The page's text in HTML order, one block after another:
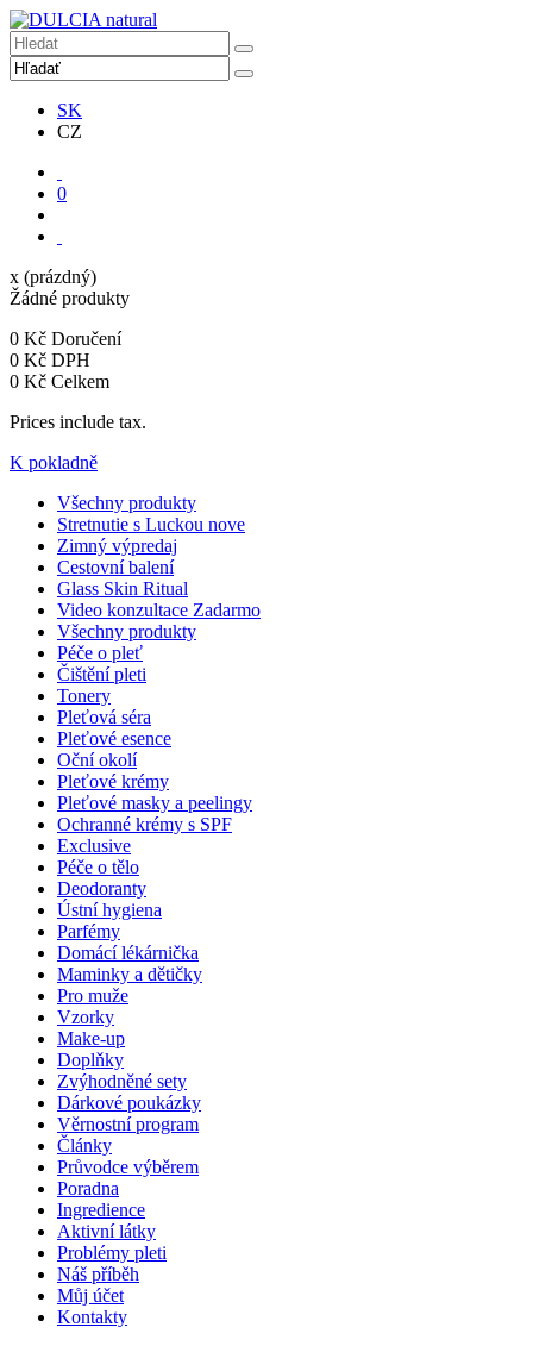
SK
CZ
0
x (prázdný)
Žádné produkty
0 Kč Doručení
0 Kč DPH
0 Kč Celkem
Prices include tax.
K pokladně
Všechny produkty
Stretnutie s Luckou nove
Zimný výpredaj
Cestovní balení
Glass Skin Ritual
Video konzultace Zadarmo
Všechny produkty
Péče o pleť
Čištění pleti
Tonery
Pleťová séra
Pleťové esence
Oční okolí
Pleťové krémy
Pleťové masky a peelingy
Ochranné krémy s SPF
Exclusive
Péče o tělo
Deodoranty
Ústní hygiena
Parfémy
Domácí lékárnička
Maminky a dětičky
Pro muže
Vzorky
Make-up
Doplňky
Zvýhodněné sety
Dárkové poukázky
Věrnostní program
Články
Průvodce výběrem
Poradna
Ingredience
Aktivní látky
Problémy pleti
Náš příběh
Můj účet
Kontakty